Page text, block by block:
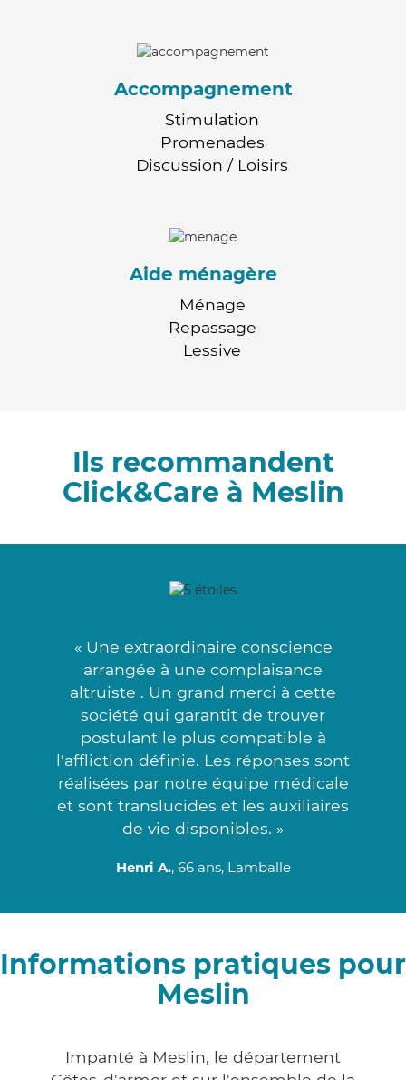
Accompagnement
Stimulation
Promenades
Discussion / Loisirs
Aide ménagère
Ménage
Repassage
Lessive
Ils recommandent
Click&Care à Meslin
« Une extraordinaire conscience
arrangée à une complaisance
altruiste . Un grand merci à cette
société qui garantit de trouver
postulant le plus compatible à
l'affliction définie. Les réponses sont
réalisées par notre équipe médicale
et sont translucides et les auxiliaires
de vie disponibles. »
Henri A., 66 ans, Lamballe
Informations pratiques pour
Meslin
Impanté à Meslin, le département